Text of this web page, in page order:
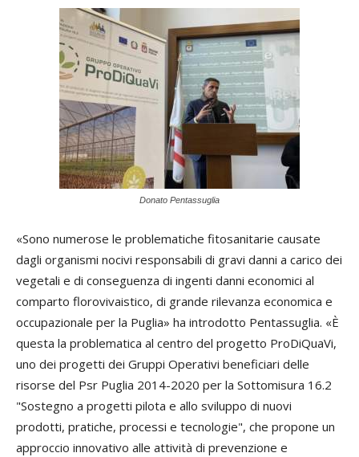
Donato Pentassuglia
«Sono numerose le problematiche fitosanitarie causate
dagli organismi nocivi responsabili di gravi danni a carico dei
vegetali e di conseguenza di ingenti danni economici al
comparto florovivaistico, di grande rilevanza economica e
occupazionale per la Puglia» ha introdotto Pentassuglia. «È
questa la problematica al centro del progetto ProDiQuaVi,
uno dei progetti dei Gruppi Operativi beneficiari delle
risorse del Psr Puglia 2014-2020 per la Sottomisura 16.2
"Sostegno a progetti pilota e allo sviluppo di nuovi
prodotti, pratiche, processi e tecnologie", che propone un
approccio innovativo alle attività di prevenzione e